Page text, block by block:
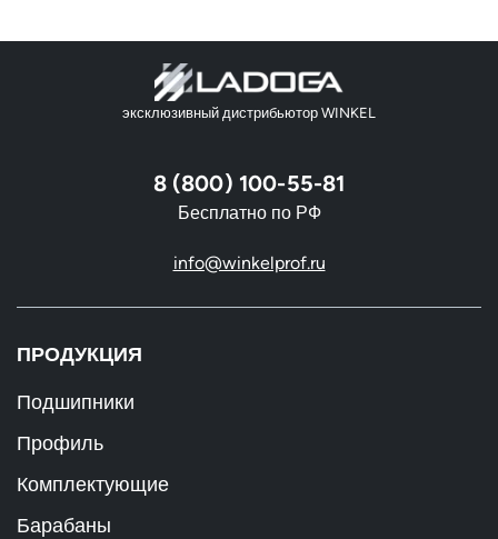
эксклюзивный дистрибьютор WINKEL
8 (800) 100-55-81
Бесплатно по РФ
info@winkelprof.ru
ПРОДУКЦИЯ
Подшипники
Профиль
Комплектующие
Барабаны